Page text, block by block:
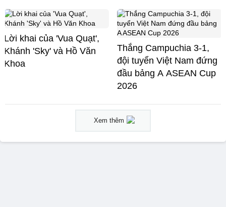
Lời khai của 'Vua Quạt',
Khánh 'Sky' và Hồ Văn
Khoa
Thắng Campuchia 3-1,
đội tuyển Việt Nam đứng
đầu bảng A ASEAN Cup
2026
Xem thêm